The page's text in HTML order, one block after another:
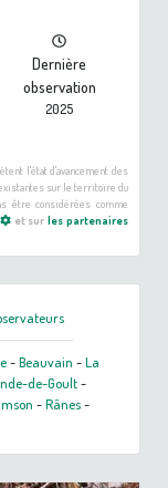
Dernière
observation
2025
l'état d'avancement des
sur le territoire du
être considérées comme
et surles partenaires
-Beauvain -La
de-Goult-
-Rânes-